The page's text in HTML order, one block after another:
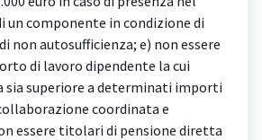
un componente in condizione di
non autosufficienza; e) non essere
di lavoro dipendente la cui
sia superiore a determinati importi
coordinata e
essere titolari di pensione diretta